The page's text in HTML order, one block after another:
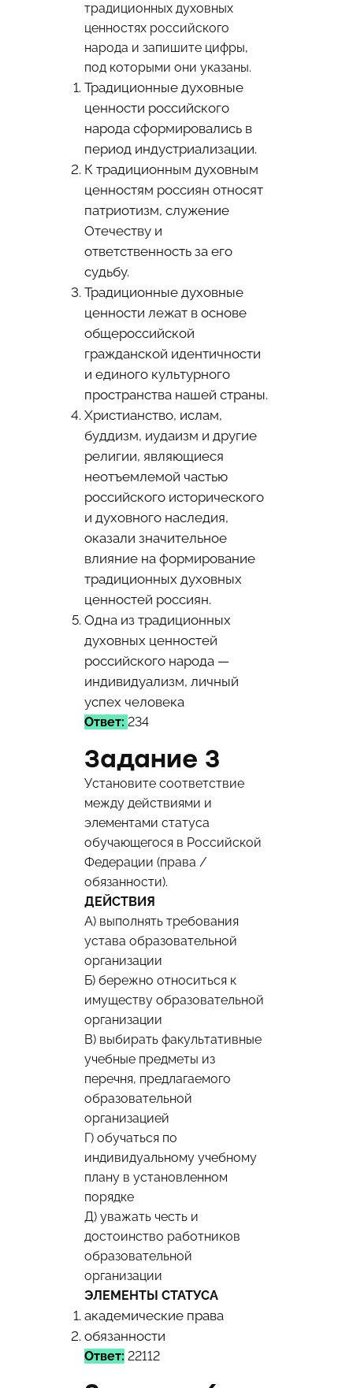
традиционных духовных
ценностях российского
народа и запишите цифры,
под которыми они указаны.
Традиционные духовные
ценности российского
народа сформировались в
период индустриализации.
К традиционным духовным
ценностям россиян относят
патриотизм, служение
Отечеству и
ответственность за его
судьбу.
Традиционные духовные
ценности лежат в основе
общероссийской
гражданской идентичности
и единого культурного
пространства нашей страны.
Христианство, ислам,
буддизм, иудаизм и другие
религии, являющиеся
неотъемлемой частью
российского исторического
и духовного наследия,
оказали значительное
влияние на формирование
традиционных духовных
ценностей россиян.
Одна из традиционных
духовных ценностей
российского народа —
индивидуализм, личный
успех человека
Ответ:234
Задание 3
Установите соответствие
между действиями и
элементами статуса
обучающегося в Российской
Федерации (права /
обязанности).
ДЕЙСТВИЯ
A) выполнять требования
устава образовательной
организации
Б) бережно относиться к
имуществу образовательной
организации
В) выбирать факультативные
учебные предметы из
перечня, предлагаемого
образовательной
организацией
Г) обучаться по
индивидуальному учебному
плану в установленном
порядке
Д) уважать честь и
достоинство работников
образовательной
организации
ЭЛЕМЕНТЫ СТАТУСА
академические права
обязанности
Ответ: 22112